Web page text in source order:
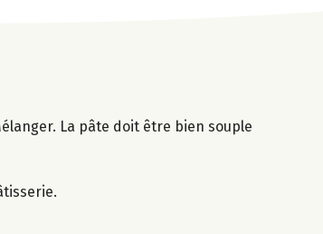
La pâte doit être bien souple